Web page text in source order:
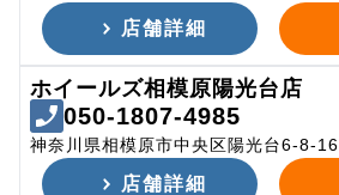
店舗詳細
ホイールズ相模原陽光台店
050-1807-4985
神奈川県相模原市中央区陽光台6-8-16
店舗詳細